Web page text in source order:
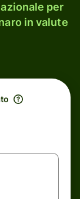
per
in valute